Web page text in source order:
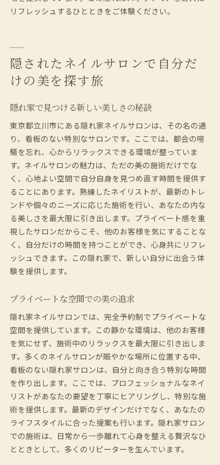
リフレッシュするひとときをご体験ください。
隠されたネイルサロンで自分だ
けの美を探す旅
隠れ家で見つける新しい美しさの秘訣
東京都立川市にある隠れ家ネイルサロンは、その名の通
り、看板のない特別なサロンです。ここでは、都会の喧
騒を忘れ、心からリラックスできる環境が整っていま
す。ネイルサロンの魅力は、ただの美の施術だけでな
く、心地よい空間で自分自身を見つめ直す時間を提供す
ることにあります。熟練したネイリストが、最新のトレ
ンドや個々のニーズに応じた施術を行い、あなたの内な
る美しさを最大限に引き出します。プライベート感を重
視したサロンだからこそ、他のお客様を気にすることな
く、自分だけの時間を持つことができ、心身共にリフレ
ッシュできます。この隠れ家で、新しい自分に出会う体
験を提供します。
プライベートな空間での美の追求
隠れ家ネイルサロンでは、完全予約制でプライベートな
空間を提供しています。この静かな環境は、他のお客様
を気にせず、施術中のリラックスを最大限に引き出しま
す。多くのネイルサロンが賑やかな場所に位置する中、
看板のない隠れ家サロンは、自分と向き合う特別な時間
を作り出します。ここでは、プロフェッショナルなネイ
リストがあなたの要望を丁寧にヒアリングし、特別な施
術を提供します。最新のデザインだけでなく、あなたの
ライフスタイルに合った提案も行います。隠れ家サロン
での施術は、日常から一歩離れて心身を整える贅沢なひ
とときとして、多くのリピーターを生んでいます。